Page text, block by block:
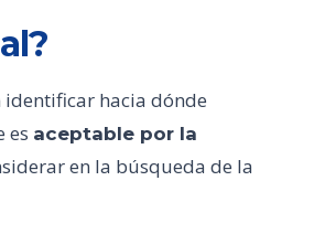
hacia dónde
es aceptable por la
en la búsqueda de la